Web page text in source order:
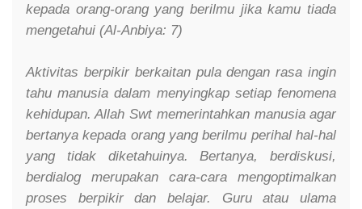
kepada orang-orang yang berilmu jika kamu tiada
mengetahui (Al-Anbiya: 7)
Aktivitas berpikir berkaitan pula dengan rasa ingin
tahu manusia dalam menyingkap setiap fenomena
kehidupan. Allah Swt memerintahkan manusia agar
bertanya kepada orang yang berilmu perihal hal-hal
yang tidak diketahuinya. Bertanya, berdiskusi,
berdialog merupakan cara-cara mengoptimalkan
proses berpikir dan belajar. Guru atau ulama